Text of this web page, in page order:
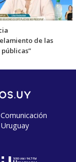
de las